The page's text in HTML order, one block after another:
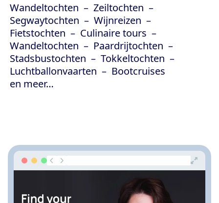
Wandeltochten
Zeiltochten
Segwaytochten
Wijnreizen
Fietstochten
Culinaire tours
Wandeltochten
Paardrijtochten
Stadsbustochten
Tokkeltochten
Luchtballonvaarten
Bootcruises
en meer…